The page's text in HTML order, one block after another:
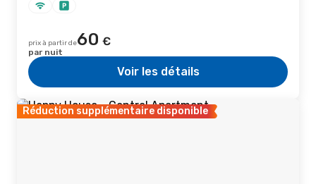
prix à partir de60 €
par nuit
Voir les détails
Réduction supplémentaire disponible